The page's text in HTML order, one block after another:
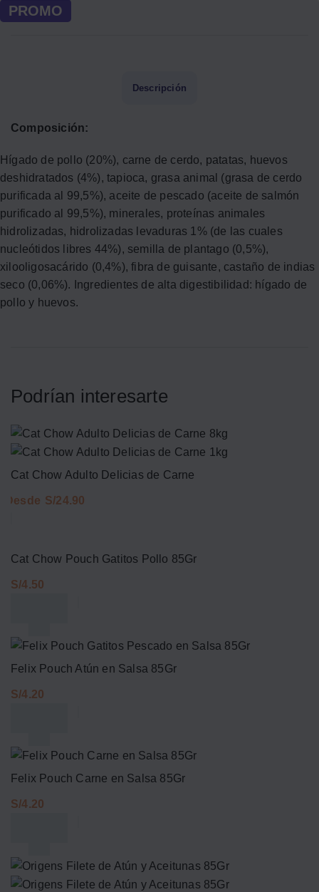
Descripción
Composición:
Hígado de pollo (20%), carne de cerdo, patatas, huevos
deshidratados (4%), tapioca, grasa animal (grasa de cerdo
purificada al 99,5%), aceite de pescado (aceite de salmón
purificado al 99,5%), minerales, proteínas animales
hidrolizadas, hidrolizadas levaduras 1% (de las cuales
nucleótidos libres 44%), semilla de plantago (0,5%),
xilooligosacárido (0,4%), fibra de guisante, castaño de indias
seco (0,06%). Ingredientes de alta digestibilidad: hígado de
pollo y huevos.
Podrían interesarte
PROMO
Cat Chow Adulto Delicias de Carne
S/
Cat Chow Pouch Gatitos Pollo 85Gr
S/
Felix Pouch Atún en Salsa 85Gr
S/
Felix Pouch Carne en Salsa 85Gr
S/